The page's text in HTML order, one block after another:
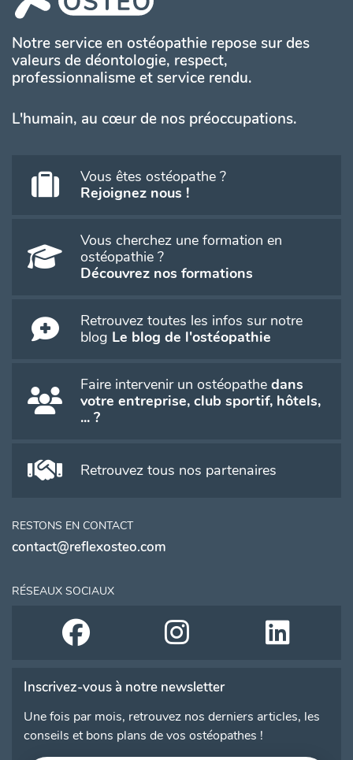
Notre service en ostéopathie repose sur des
valeurs de déontologie, respect,
professionnalisme et service rendu.
L'humain, au cœur de nos préoccupations.
Vous êtes ostéopathe ?
Rejoignez nous !
Vous cherchez une formation en
ostéopathie ?
Découvrez nos formations
Retrouvez toutes les infos sur notre
blog Le blog de l'ostéopathie
Faire intervenir un ostéopathe dans
votre entreprise, club sportif, hôtels,
... ?
Retrouvez tous nos partenaires
RESTONS EN CONTACT
contact@reflexosteo.com
RÉSEAUX SOCIAUX
Inscrivez-vous à notre newsletter
Une fois par mois, retrouvez nos derniers articles, les
conseils et bons plans de vos ostéopathes !